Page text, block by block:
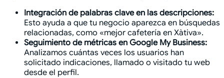
Integración de palabras clave en las descripciones:
Esto ayuda a que tu negocio aparezca en búsquedas
relacionadas, como «mejor cafetería en Xàtiva».
Seguimiento de métricas en Google My Business:
Analizamos cuántas veces los usuarios han
solicitado indicaciones, llamado o visitado tu web
desde el perfil.